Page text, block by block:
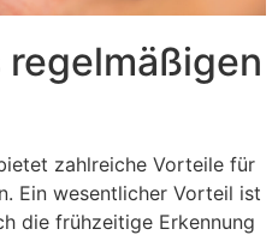
zahlreiche Vorteile für
Ein wesentlicher Vorteil ist
die frühzeitige Erkennung